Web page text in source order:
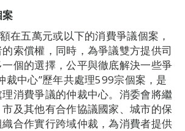
在五萬元或以下的消費爭議個案，
索償權，同時，為爭議雙方提供司
個的選擇，公平與徹底解決一些爭
裁中心”歷年共處理599宗個案，是
消費爭議的仲裁中心。消委會將繼
及其他有合作協議國家、城市的保
合作實行跨域仲裁，為消費者提供